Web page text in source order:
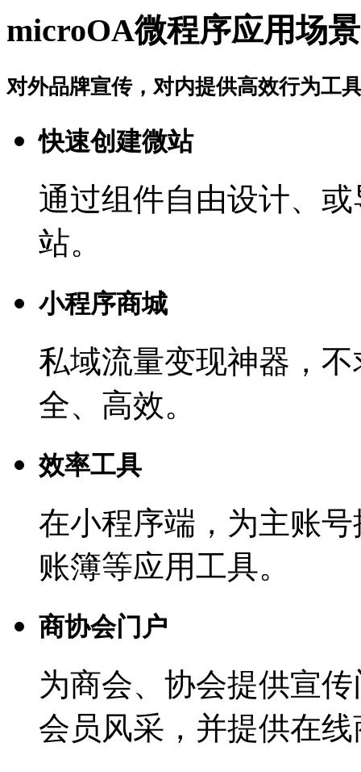
microOA微程序应用场景
对外品牌宣传，对内提供高效行为工
快速创建微站
通过组件自由设计、
站。
小程序商城
私域流量变现神器，
全、高效。
效率工具
在小程序端，为主账
账簿等应用工具。
商协会门户
为商会、协会提供宣
会员风采，并提供在